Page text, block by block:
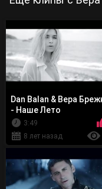
Dan Balan & Вера
- Наше Лето
3:49
8 лет назад